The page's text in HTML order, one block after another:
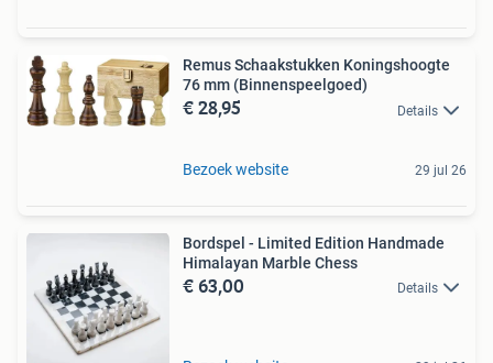
Remus Schaakstukken Koningshoogte
76 mm (Binnenspeelgoed)
€ 28,95 Details
Bezoek website 29 jul 26
Bordspel - Limited Edition Handmade
Himalayan Marble Chess
€ 63,00 Details